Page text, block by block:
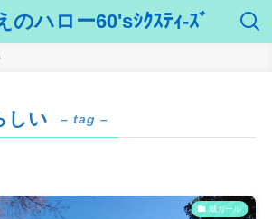
のハロー60'sｼｸｽﾃｨ-ｽﾞ
しい – tag –
城ガール